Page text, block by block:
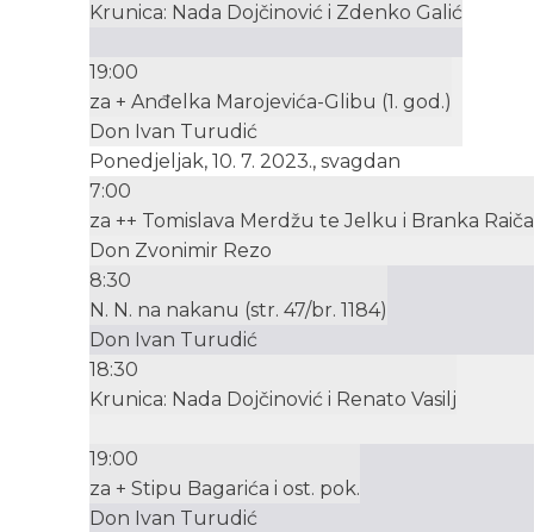
Krunica: Nada Dojčinović i Zdenko Galić
19:00
za + Anđelka Marojevića-Glibu (1. god.)
Don Ivan Turudić
Ponedjeljak, 10. 7. 2023., svagdan
7:00
za ++ Tomislava Merdžu te Jelku i Branka Raiča
Don Zvonimir Rezo
8:30
N. N. na nakanu (str. 47/br. 1184)
Don Ivan Turudić
18:30
Krunica: Nada Dojčinović i Renato Vasilj
19:00
za + Stipu Bagarića i ost. pok.
Don Ivan Turudić